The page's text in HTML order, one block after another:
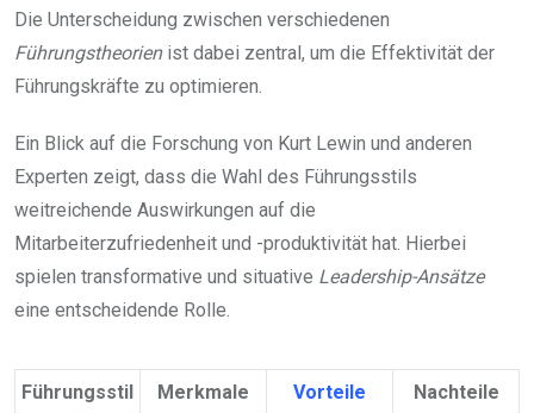
Die Unterscheidung zwischen verschiedenen
Führungstheorienist dabei zentral, um die Effektivität der
Führungskräfte zu optimieren.
Ein Blick auf die Forschung von Kurt Lewin und anderen
Experten zeigt, dass die Wahl des Führungsstils
weitreichende Auswirkungen auf die
Mitarbeiterzufriedenheit und -produktivität hat. Hierbei
spielen transformative und situative Leadership-Ansätze
eine entscheidende Rolle.
Führungsstil Merkmale Vorteile Nachteile